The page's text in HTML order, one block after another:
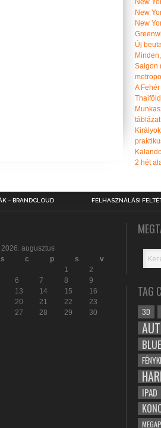
New
New
New
Új
Saigon
A
táblázat
2 hét
– BRANDCLOUD FELHASZNÁLÁSI
2026. augusztus
s c p s
v
1
2
6 7 8
9
13 14 15
16
20 21 22
23
27 28 29
30
TAG
3D
IPAD